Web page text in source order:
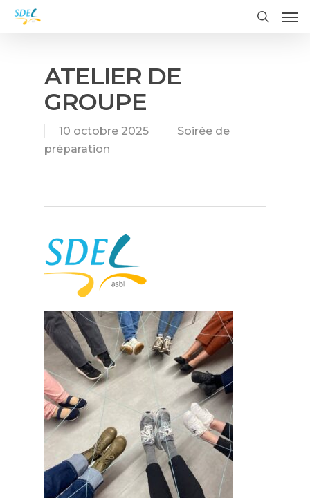
Skip
ATELIER DE
GROUPE
10 octobre 2025
Soirée de
préparation